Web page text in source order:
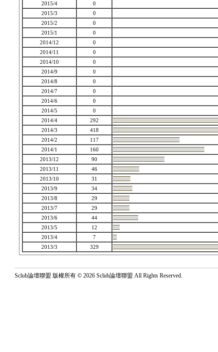
2015/4
0
2015/3
0
2015/2
0
2015/1
0
2014/12
0
2014/11
0
2014/10
0
2014/9
0
2014/8
0
2014/7
0
2014/6
0
2014/5
0
2014/4
292
2014/3
418
2014/2
117
2014/1
160
2013/12
90
2013/11
46
2013/10
31
2013/9
34
2013/8
29
2013/7
29
2013/6
44
2013/5
12
2013/4
7
2013/3
329
Sclub論壇聯盟 版權所有 © 2026 Sclub論壇聯盟 All Rights Reserved.